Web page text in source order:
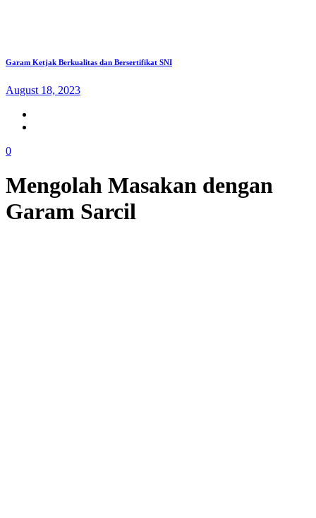
Garam Ketjak Berkualitas dan Bersertifikat SNI
August 18, 2023
0
Mengolah Masakan dengan
Garam Sarcil